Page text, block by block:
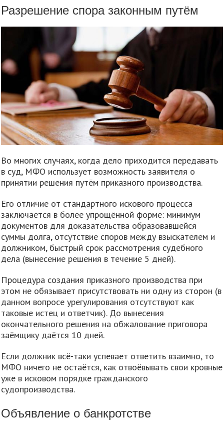
Разрешение спора законным путём
Во многих случаях, когда дело приходится передавать
в суд, МФО использует возможность заявителя о
принятии решения путём приказного производства.
Его отличие от стандартного искового процесса
заключается в более упрощённой форме: минимум
документов для доказательства образовавшейся
суммы долга, отсутствие споров между взыскателем и
должником, быстрый срок рассмотрения судебного
дела (вынесение решения в течение 5 дней).
Процедура создания приказного производства при
этом не обязывает присутствовать ни одну из сторон (в
данном вопросе урегулирования отсутствуют как
таковые истец и ответчик). До вынесения
окончательного решения на обжалование приговора
заёмщику даётся 10 дней.
Если должник всё-таки успевает ответить взаимно, то
МФО ничего не остаётся, как отвоёвывать свои кровные
уже в исковом порядке гражданского
судопроизводства.
Объявление о банкротстве